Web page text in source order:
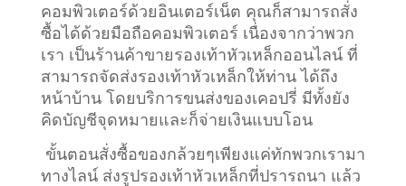
คอมพิวเตอร์ด้วยอินเตอร์เน็ต คุณก็สามารถสั่ง
ซื้อได้ด้วยมือถือคอมพิวเตอร์ เนื่องจากว่าพวก
เรา เป็นร้านค้าขายรองเท้าหัวเหล็กออนไลน์ ที่
สามารถจัดส่งรองเท้าหัวเหล็กให้ท่าน ได้ถึง
หน้าบ้าน โดยบริการขนส่งของเคอปรี่ มีทั้งยัง
คิดบัญชีจุดหมายและก็จ่ายเงินแบบโอน
ขั้นตอนสั่งซื้อของกล้วยๆเพียงแค่ทักพวกเรามา
ทางไลน์ ส่งรูปรองเท้าหัวเหล็กที่ปรารถนา แล้ว